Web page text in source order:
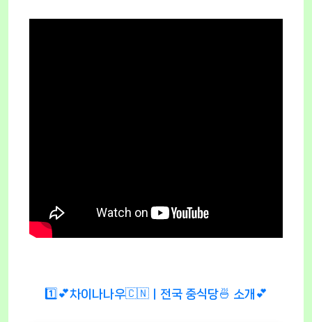
1️⃣💕차이나나우🇨🇳ㅣ전국 중식당🍜 소개💕